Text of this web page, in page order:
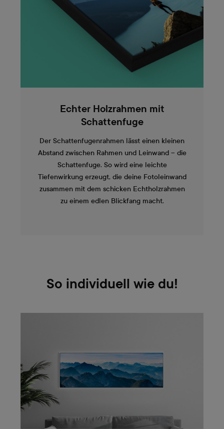
Echter Holzrahmen mit
Schattenfuge
Der Schattenfugenrahmen lässt einen kleinen
Abstand zwischen Rahmen und Leinwand – die
Schattenfuge. So wird eine leichte
Tiefenwirkung erzeugt, die deine Fotoleinwand
zusammen mit dem schicken Echtholzrahmen
zu einem edlen Blickfang macht.
So individuell wie du!